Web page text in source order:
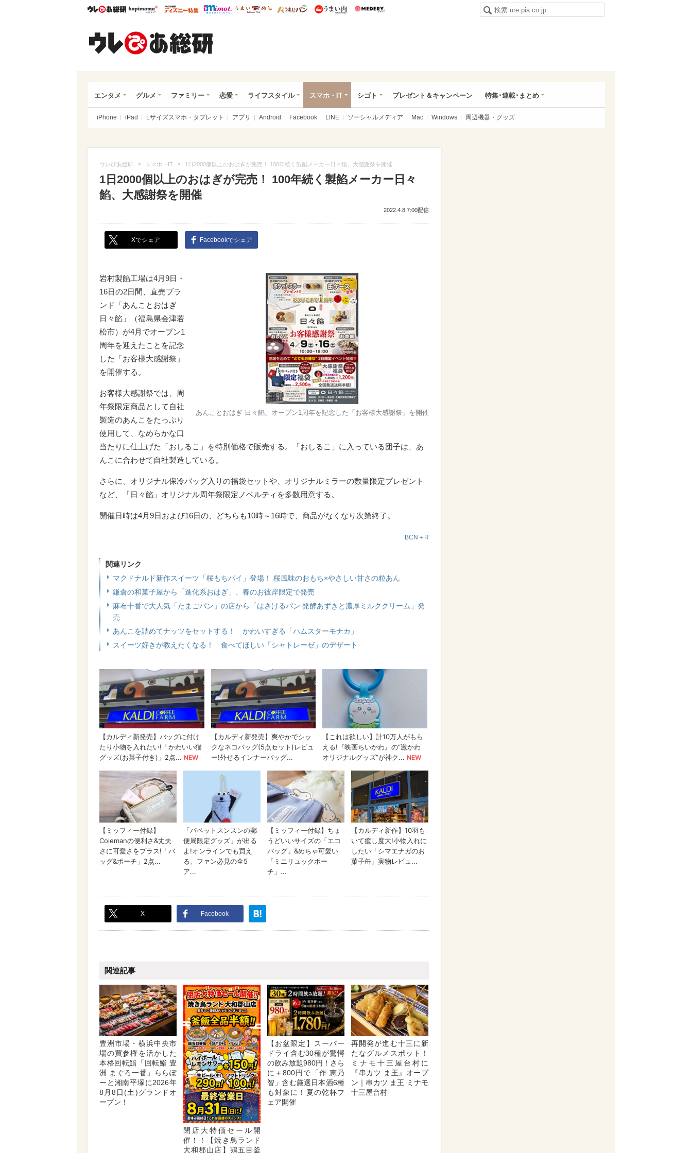
ウレぴあ総研ハピママ* ウレぴあ総研 ディズニー特集
mimot. うまいめし うまいパン うまい肉
エンタメ グルメ ファミリー 恋愛 ライフスタイル スマホ・IT シゴト プレゼント＆キャンペーン 特集･連載･まとめ
iPhone iPad Lサイズスマホ・タブレット アプリ Android Facebook LINE ソーシャルメディア Mac Windows 周辺機器・グッズ
ウレぴあ総研 > スマホ・IT > 1日2000個以上のおはぎが完売！ 100年続く製餡メーカー日々餡、大感謝祭を開催
1日2000個以上のおはぎが完売！ 100年続く製餡メーカー日々
餡、大感謝祭を開催
2022.4.8 7:00配信
Xでシェア Facebookでシェア
あんことおはぎ 日々餡、オープン1周年を記念した「お客様大感謝祭」を開催
岩村製餡工場は4月9日・
16日の2日間、直売ブラ
ンド「あんことおはぎ
日々餡」（福島県会津若
松市）が4月でオープン1
周年を迎えたことを記念
した「お客様大感謝祭」
を開催する。
お客様大感謝祭では、周
年祭限定商品として自社
製造のあんこをたっぷり
使用して、なめらかな口
当たりに仕上げた「おしるこ」を特別価格で販売する。「おしるこ」に入っている団子は、あ
んこに合わせて自社製造している。
さらに、オリジナル保冷バッグ入りの福袋セットや、オリジナルミラーの数量限定プレゼント
など、「日々餡」オリジナル周年祭限定ノベルティを多数用意する。
開催日時は4月9日および16日の、どちらも10時～16時で、商品がなくなり次第終了。
BCN＋R
関連リンク
マクドナルド新作スイーツ「桜もちパイ」登場！ 桜風味のおもち×やさしい甘さの粒あん
鎌倉の和菓子屋から「進化系おはぎ」、春のお彼岸限定で発売
麻布十番で大人気「たまごパン」の店から「はさけるパン 発酵あずきと濃厚ミルククリーム」発
売
あんこを詰めてナッツをセットする！ かわいすぎる「ハムスターモナカ」
スイーツ好きが教えたくなる！ 食べてほしい「シャトレーゼ」のデザート
X Facebook
関連記事
豊洲市場・横浜中央市
場の買参権を活かした
本格回転鮨「回転鮨 豊
洲 まぐろ一番」ららぽ
ーと湘南平塚に2026年
8月8日(土)グランドオ
ープン！
閉店大特価セール開
催！！【焼き鳥ランド
大和郡山店】鶏五目釜
【お盆限定】スーパー
ドライ含む30種が驚愕
の飲み放題980円！さら
に＋800円で「作 恵乃
智」含む厳選日本酒6種
も対象に！夏の乾杯フ
ェア開催
再開発が進む十三に新
たなグルメスポット！
ミナモ十三屋台村に
『串カツ ま王』オープ
ン｜串カツ ま王 ミナモ
十三屋台村